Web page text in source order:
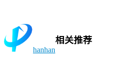
hanhan
相关推荐